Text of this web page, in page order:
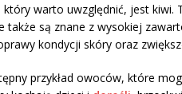
warto uwzględnić, jest kiwi.
także są znane z wysokiej
kondycji skóry oraz
przykład owoców, które